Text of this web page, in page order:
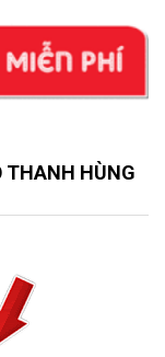
THANH HÙNG